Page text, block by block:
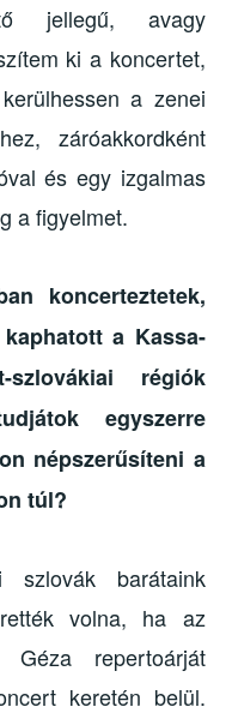
jellegű, avagy
ki a koncertet,
a zenei
záróakkordként
és egy izgalmas
a figyelmet.
koncerteztetek,
a Kassa-
régiók
egyszerre
népszerűsíteni a
túl?
szlovák barátaink
volna, ha az
Géza repertoárját
keretén belül.